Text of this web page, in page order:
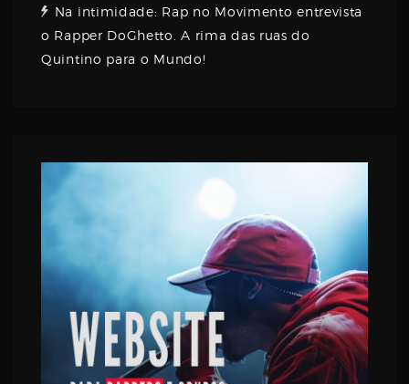
Na intimidade: Rap no Movimento entrevista
o Rapper DoGhetto. A rima das ruas do
Quintino para o Mundo!